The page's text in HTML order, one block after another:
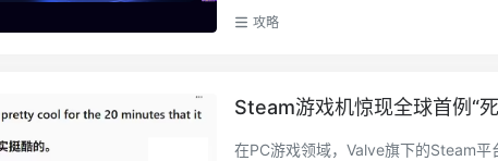
攻略
Steam游戏机惊现全球首例“
在PC游戏领域，Valve旗下的Steam